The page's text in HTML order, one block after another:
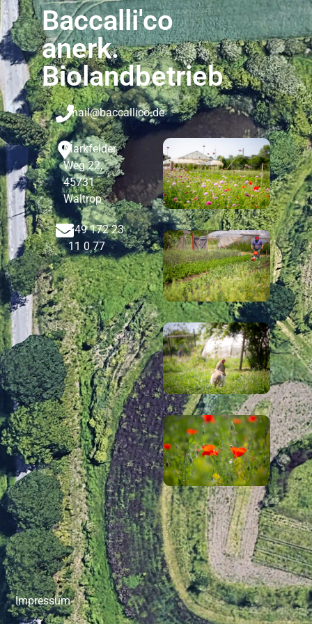
Baccalli'co
anerk.
Biolandbetrieb
mail@baccallico.de
Markfelder
Weg 22,
45731
Waltrop
+49 172 23
11 0 77
Impressum